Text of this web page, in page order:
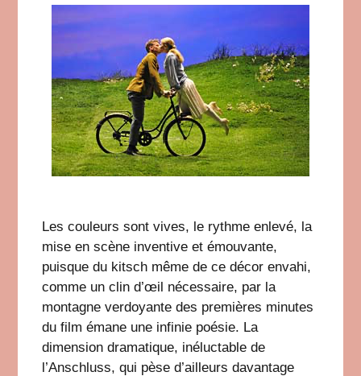
Les couleurs sont vives, le rythme enlevé, la
mise en scène inventive et émouvante,
puisque du kitsch même de ce décor envahi,
comme un clin d’œil nécessaire, par la
montagne verdoyante des premières minutes
du film émane une infinie poésie. La
dimension dramatique, inéluctable de
l’Anschluss, qui pèse d’ailleurs davantage